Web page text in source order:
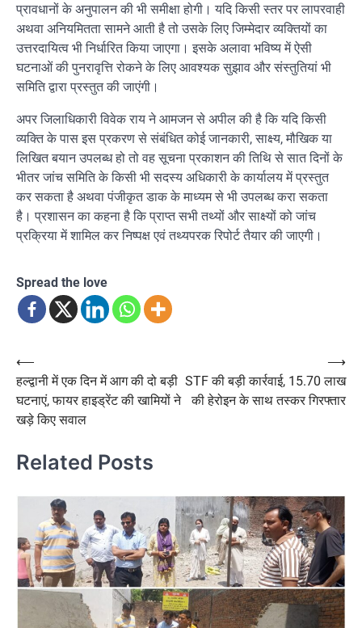
प्रावधानों के अनुपालन की भी समीक्षा होगी। यदि किसी स्तर पर लापरवाही
अथवा अनियमितता सामने आती है तो उसके लिए जिम्मेदार व्यक्तियों का
उत्तरदायित्व भी निर्धारित किया जाएगा। इसके अलावा भविष्य में ऐसी
घटनाओं की पुनरावृत्ति रोकने के लिए आवश्यक सुझाव और संस्तुतियां भी
समिति द्वारा प्रस्तुत की जाएंगी।
अपर जिलाधिकारी विवेक राय ने आमजन से अपील की है कि यदि किसी
व्यक्ति के पास इस प्रकरण से संबंधित कोई जानकारी, साक्ष्य, मौखिक या
लिखित बयान उपलब्ध हो तो वह सूचना प्रकाशन की तिथि से सात दिनों के
भीतर जांच समिति के किसी भी सदस्य अधिकारी के कार्यालय में प्रस्तुत
कर सकता है अथवा पंजीकृत डाक के माध्यम से भी उपलब्ध करा सकता
है। प्रशासन का कहना है कि प्राप्त सभी तथ्यों और साक्ष्यों को जांच
प्रक्रिया में शामिल कर निष्पक्ष एवं तथ्यपरक रिपोर्ट तैयार की जाएगी।
Spread the love
Post
navigation
⟵
हल्द्वानी में एक दिन में आग की दो बड़ी
घटनाएं, फायर हाइड्रेंट की खामियों ने
खड़े किए सवाल
STF की बड़ी कार्रवाई, 15.70 लाख
की हेरोइन के साथ तस्कर गिरफ्तार
⟶
Related Posts